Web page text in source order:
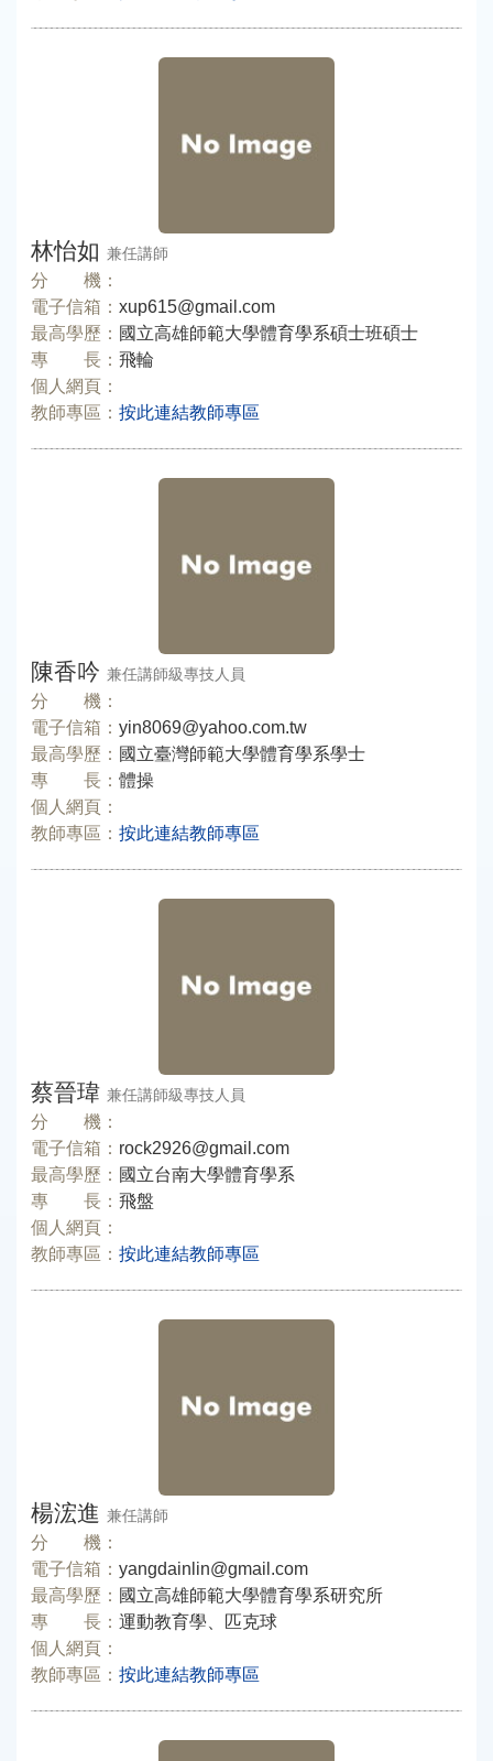
林怡如 兼任講師
分 機：
電子信箱： xup615@gmail.com
最高學歷： 國立高雄師範大學體育學系碩士班碩士
專 長： 飛輪
個人網頁：
教師專區： 按此連結教師專區
陳香吟 兼任講師級專技人員
分 機：
電子信箱： yin8069@yahoo.com.tw
最高學歷： 國立臺灣師範大學體育學系學士
專 長： 體操
個人網頁：
教師專區： 按此連結教師專區
蔡晉瑋 兼任講師級專技人員
分 機：
電子信箱： rock2926@gmail.com
最高學歷： 國立台南大學體育學系
專 長： 飛盤
個人網頁：
教師專區： 按此連結教師專區
楊浤進 兼任講師
分 機：
電子信箱： yangdainlin@gmail.com
最高學歷： 國立高雄師範大學體育學系研究所
專 長： 運動教育學、匹克球
個人網頁：
教師專區： 按此連結教師專區